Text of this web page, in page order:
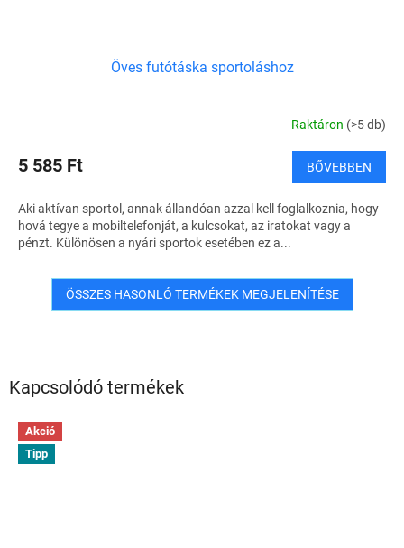
Kapcsolódó termékek
Akció
Tipp
Öves futótáska sportoláshoz
Raktáron (>5 db)
5 585 Ft BŐVEBBEN
Aki aktívan sportol, annak állandóan azzal kell foglalkoznia, hogy
hová tegye a mobiltelefonját, a kulcsokat, az iratokat vagy a
pénzt. Különösen a nyári sportok esetében ez a...
ÖSSZES HASONLÓ TERMÉKEK MEGJELENÍTÉSE